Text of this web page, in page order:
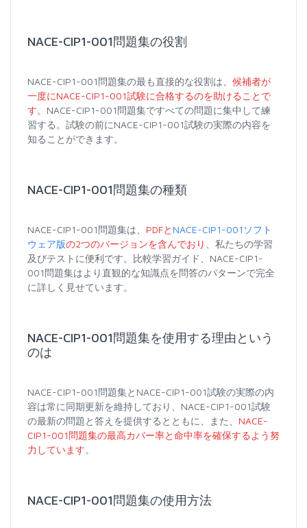
NACE-CIP1-001問題集の役割
NACE-CIP1-001問題集の最も直接的な役割は、 候補者が
一度にNACE-CIP1-001試験に合格するのを助けることで
す。NACE-CIP1-001問題集ですべての問題に集中して練
習する。試験の前にNACE-CIP1-001試験の実際の内容を
知ることができます。
NACE-CIP1-001問題集の種類
NACE-CIP1-001問題集は、 PDFと NACE-CIP1-001ソフト
ウェア版の2つのバージョンを含んでおり
、私たちの学習
及びテストに便利です。比較学習ガイド、NACE-CIP1-
001問題集はより直観的な知識点を問答のパターンで完全
に詳しく見せています。
NACE-CIP1-001問題集を使用する理由という
のは
NACE-CIP1-001問題集とNACE-CIP1-001試験の実際の内
容は常に同期更新を維持しており、NACE-CIP1-001試験
の最新の問題と答えを提供するとともに、また、 NACE-
CIP1-001問題集の最高カバー率と命中率を確保するよう努
力しています。
NACE-CIP1-001問題集の使用方法